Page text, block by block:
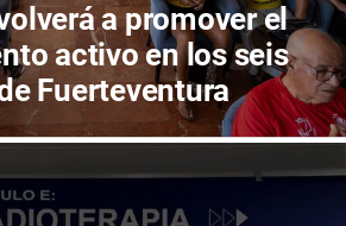
a promover el
activo en los seis
Fuerteventura